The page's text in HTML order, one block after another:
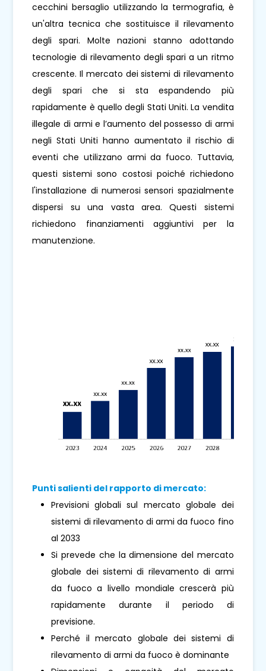
cecchini bersaglio utilizzando la termografia, è
un'altra tecnica che sostituisce il rilevamento
degli spari. Molte nazioni stanno adottando
tecnologie di rilevamento degli spari a un ritmo
crescente. Il mercato dei sistemi di rilevamento
degli spari che si sta espandendo più
rapidamente è quello degli Stati Uniti. La vendita
illegale di armi e l’aumento del possesso di armi
negli Stati Uniti hanno aumentato il rischio di
eventi che utilizzano armi da fuoco. Tuttavia,
questi sistemi sono costosi poiché richiedono
l'installazione di numerosi sensori spazialmente
dispersi su una vasta area. Questi sistemi
richiedono finanziamenti aggiuntivi per la
manutenzione.
Punti salienti del rapporto di mercato:
Previsioni globali sul mercato globale dei
sistemi di rilevamento di armi da fuoco fino
al 2033
Si prevede che la dimensione del mercato
globale dei sistemi di rilevamento di armi
da fuoco a livello mondiale crescerà più
rapidamente durante il periodo di
previsione.
Perché il mercato globale dei sistemi di
rilevamento di armi da fuoco è dominante